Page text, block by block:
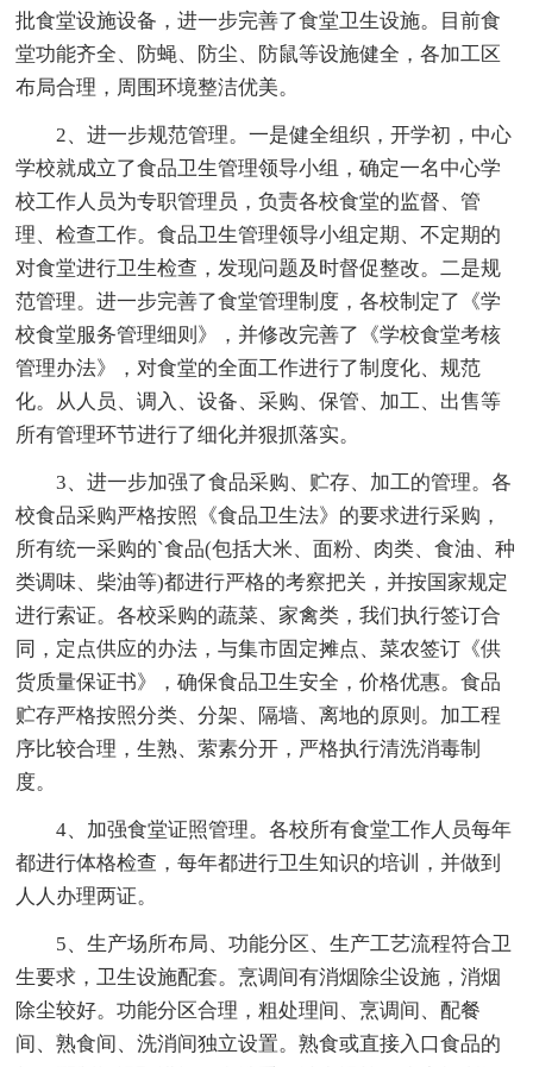
批食堂设施设备，进一步完善了食堂卫生设施。目前食
堂功能齐全、防蝇、防尘、防鼠等设施健全，各加工区
布局合理，周围环境整洁优美。
2、进一步规范管理。一是健全组织，开学初，中心
学校就成立了食品卫生管理领导小组，确定一名中心学
校工作人员为专职管理员，负责各校食堂的监督、管
理、检查工作。食品卫生管理领导小组定期、不定期的
对食堂进行卫生检查，发现问题及时督促整改。二是规
范管理。进一步完善了食堂管理制度，各校制定了《学
校食堂服务管理细则》，并修改完善了《学校食堂考核
管理办法》，对食堂的全面工作进行了制度化、规范
化。从人员、调入、设备、采购、保管、加工、出售等
所有管理环节进行了细化并狠抓落实。
3、进一步加强了食品采购、贮存、加工的管理。各
校食品采购严格按照《食品卫生法》的要求进行采购，
所有统一采购的`食品(包括大米、面粉、肉类、食油、种
类调味、柴油等)都进行严格的考察把关，并按国家规定
进行索证。各校采购的蔬菜、家禽类，我们执行签订合
同，定点供应的办法，与集市固定摊点、菜农签订《供
货质量保证书》，确保食品卫生安全，价格优惠。食品
贮存严格按照分类、分架、隔墙、离地的原则。加工程
序比较合理，生熟、萦素分开，严格执行清洗消毒制
度。
4、加强食堂证照管理。各校所有食堂工作人员每年
都进行体格检查，每年都进行卫生知识的培训，并做到
人人办理两证。
5、生产场所布局、功能分区、生产工艺流程符合卫
生要求，卫生设施配套。烹调间有消烟除尘设施，消烟
除尘较好。功能分区合理，粗处理间、烹调间、配餐
间、熟食间、洗消间独立设置。熟食或直接入口食品的